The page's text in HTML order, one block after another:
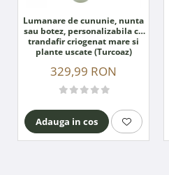
Lumanare de cununie, nunta
sau botez, personalizabila cu
trandafir criogenat mare si
plante uscate (Turcoaz)
329,99 RON
Adauga in cos